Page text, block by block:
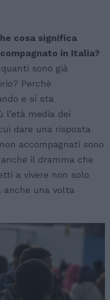
cosa significa
in Italia?
sono già
Perchè
e si sta
l’età media dei
dare una risposta
accompagnati sono
il dramma che
a vivere non solo
anche una volta